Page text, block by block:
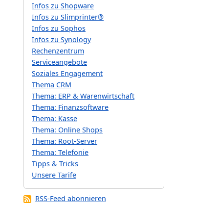
Infos zu Shopware
Infos zu Slimprinter®
Infos zu Sophos
Infos zu Synology
Rechenzentrum
Serviceangebote
Soziales Engagement
Thema CRM
Thema: ERP & Warenwirtschaft
Thema: Finanzsoftware
Thema: Kasse
Thema: Online Shops
Thema: Root-Server
Thema: Telefonie
Tipps & Tricks
Unsere Tarife
RSS-Feed abonnieren